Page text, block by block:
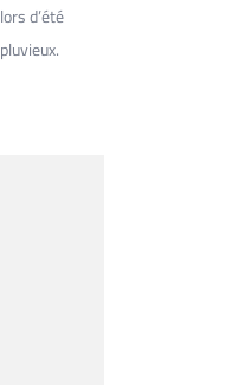
lors d’été
pluvieux.